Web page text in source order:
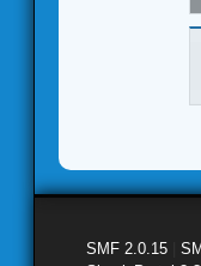
SMF 2.0.15